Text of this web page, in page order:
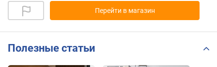
Перейти в магазин
Полезные статьи